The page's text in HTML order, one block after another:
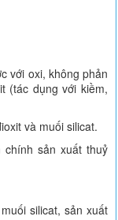
với oxi, không phản
(tác dụng với kiềm,
và muối silicat.
sản xuất thuỷ
silicat, sản xuất